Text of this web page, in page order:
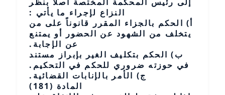
النزاع لإجراء ما يأتي :
أ) الحكم بالجزاء المقرر قانوناً على من
يتخلف من الشهود عن الحضور أو يمتنع
عن الإجابة.
ب) الحكم بتكليف الغير بإبراز مستند
في حوزته ضروري للحكم في التحكيم.
ج) الأمر بالإنابات القضائية.
المادة (181)